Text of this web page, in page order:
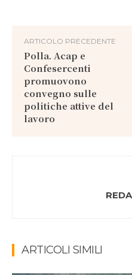
ARTICOLO PRECEDENTE
Polla. Acap e
Confesercenti
promuovono
convegno sulle
politiche attive del
lavoro
ARTICOLI SIMILI